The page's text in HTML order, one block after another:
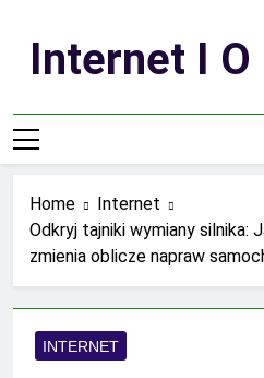
contentInternet I
Home
Internet
Odkryj tajniki wymiany silnika:
zmienia oblicze napraw
INTERNET